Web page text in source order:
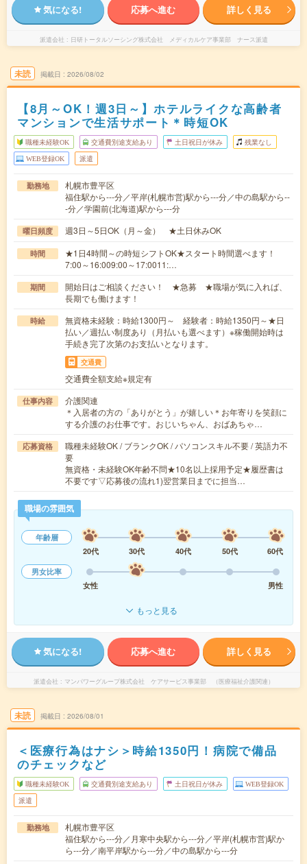
気になる! 応募へ進む 詳しく見る
派遣会社 日研トータルソーシング株式会社 メディカルケア事業部 ナース派遣
未読 掲載日 2026/08/02
【8月～OK！週3日～】ホテルライクな高齢者
マンションで生活サポート＊時短OK
職種未経験OK 交通費別途支給あり 土日祝日が休み 残業なし
WEB登録OK 派遣
勤務地
札幌市豊平区
福住駅から---分／平岸(札幌市営)駅から---分／中の島駅から--
-分／学園前(北海道)駅から---分
曜日頻度 週3日～5日OK（月～金） ★土日休みOK
時間
★1日4時間～の時短シフトOK★スタート時間選べます！
7:00～16:009:00～17:0011:…
期間
開始日はご相談ください！ ★急募 ★職場が気に入れば、
長期でも働けます！
時給
無資格未経験：時給1300円～ 経験者：時給1350円～★日
払い／週払い制度あり（月払いも選べます）※稼働開始時は
手続き完了次第のお支払いとなります。
交通費
交通費全額支給※規定有
仕事内容
介護関連
＊入居者の方の「ありがとう」が嬉しい＊お年寄りを笑顔に
する介護のお仕事です。おじいちゃん、おばあちゃ…
応募資格
職種未経験OK / ブランクOK / パソコンスキル不要 / 英語力不
要
無資格・未経験OK年齢不問★10名以上採用予定★履歴書は
不要です▽応募後の流れ1)翌営業日までに担当…
職場の雰囲気
年齢層
20代
30代 40代 50代
60代
男女比率
女性
男性
もっと見る
気になる! 応募へ進む 詳しく見る
派遣会社 マンパワーグループ株式会社 ケアサービス事業部 （医療福祉介護関連）
未読 掲載日 2026/08/01
＜医療行為はナシ＞時給1350円！病院で備品
のチェックなど
職種未経験OK 交通費別途支給あり 土日祝日が休み WEB登録OK
派遣
勤務地
札幌市豊平区
福住駅から---分／月寒中央駅から---分／平岸(札幌市営)駅か
ら---分／南平岸駅から---分／中の島駅から---分